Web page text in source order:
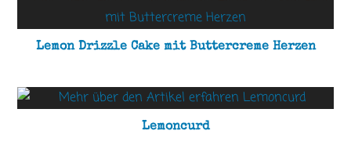
Lemon Drizzle Cake mit Buttercreme Herzen
Lemoncurd